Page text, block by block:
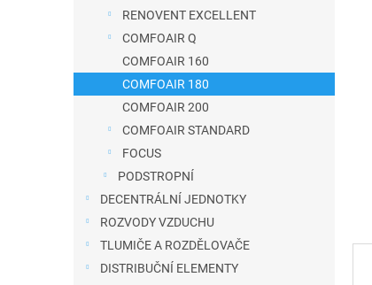
p
a
RENOVENT EXCELLENT
COMFOAIR Q
COMFOAIR 160
COMFOAIR 180
COMFOAIR 200
COMFOAIR STANDARD
FOCUS
PODSTROPNÍ
DECENTRÁLNÍ JEDNOTKY
ROZVODY VZDUCHU
TLUMIČE A ROZDĚLOVAČE
DISTRIBUČNÍ ELEMENTY